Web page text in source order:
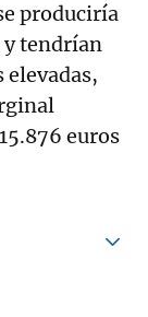
produciría
y tendrían
elevadas,
euros